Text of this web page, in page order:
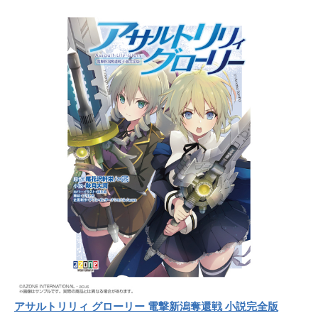
アサルトリリィ グローリー 電撃新潟奪還戦 小説完全版